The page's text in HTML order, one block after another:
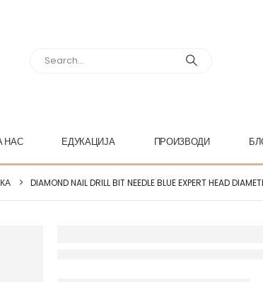
НАС ЕДУКАЦИЈА ПРОИЗВОДИ
DIAMOND NAIL DRILL BIT NEEDLE BLUE EXPERT HEAD